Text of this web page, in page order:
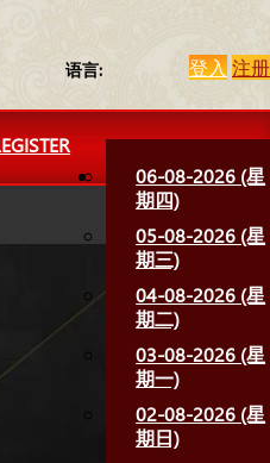
语言: 登入注册
06-08-2026 (星
期四)
05-08-2026 (星
期三)
04-08-2026 (星
期二)
03-08-2026 (星
期一)
02-08-2026 (星
期日)